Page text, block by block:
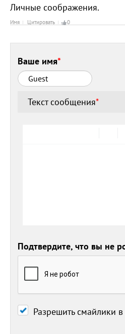
Личные соображения.
Имя Цитировать 0
Ваше имя*
Текст сообщения*
Подтвердите, что вы не
Разрешить смайлики